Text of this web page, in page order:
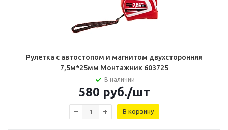
Рулетка с автостопом и магнитом двухсторонняя
7,5м*25мм Монтажник 603725
В наличии
580 руб./шт
В корзину